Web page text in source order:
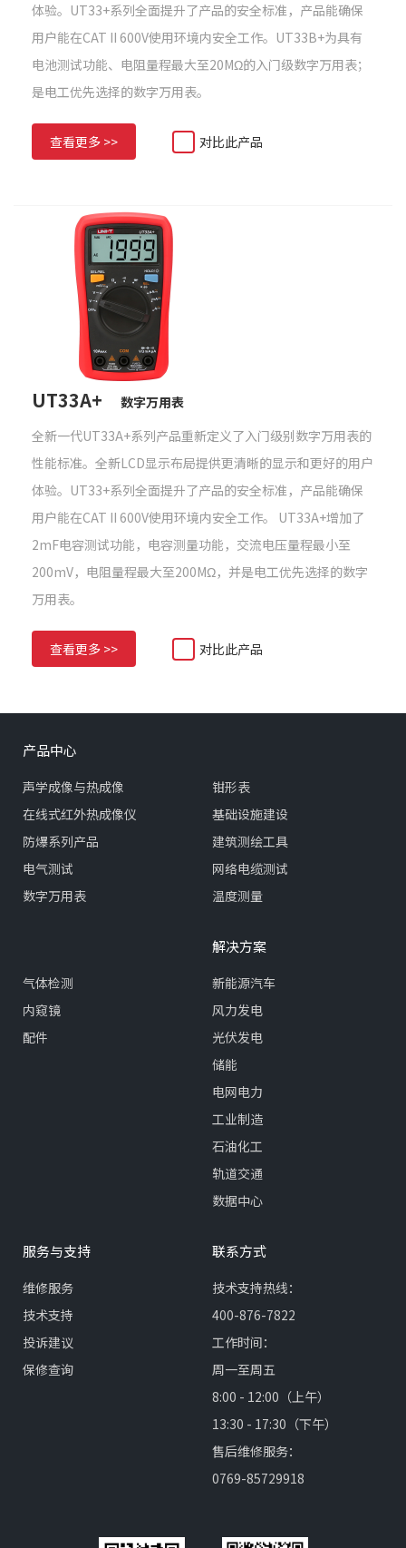
体验。UT33+系列全面提升了产品的安全标准，产品能确保
用户能在CAT II 600V使用环境内安全工作。UT33B+为具有
电池测试功能、电阻量程最大至20MΩ的入门级数字万用表；
是电工优先选择的数字万用表。
查看更多 >> 对比此产品
UT33A+
数字万用表
全新一代UT33A+系列产品重新定义了入门级别数字万用表的
性能标准。全新LCD显示布局提供更清晰的显示和更好的用户
体验。UT33+系列全面提升了产品的安全标准，产品能确保
用户能在CAT II 600V使用环境内安全工作。 UT33A+增加了
2mF电容测试功能，电容测量功能，交流电压量程最小至
200mV，电阻量程最大至200MΩ，并是电工优先选择的数字
万用表。
查看更多 >> 对比此产品
产品中心
声学成像与热成像
在线式红外热成像仪
防爆系列产品
电气测试
数字万用表
钳形表
基础设施建设
建筑测绘工具
网络电缆测试
温度测量
气体检测
内窥镜
配件
解决方案
新能源汽车
风力发电
光伏发电
储能
电网电力
工业制造
石油化工
轨道交通
数据中心
服务与支持
维修服务
技术支持
投诉建议
保修查询
联系方式
技术支持热线：
400-876-7822
工作时间：
周一至周五
8:00 - 12:00（上午）
13:30 - 17:30（下午）
售后维修服务：
0769-85729918